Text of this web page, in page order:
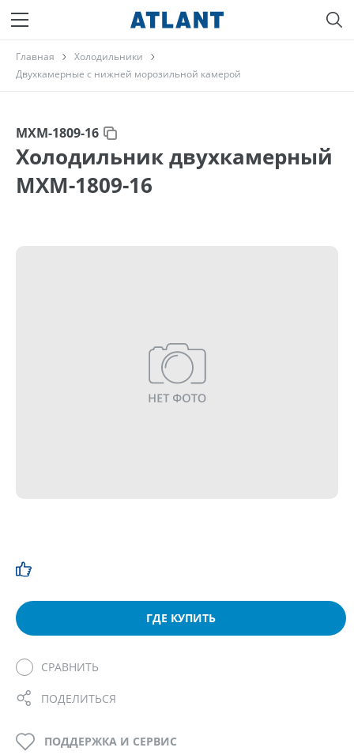
Главная
Холодильники
Двухкамерные с нижней морозильной камерой
МХМ-1809-16
Холодильник двухкамерный
МХМ-1809-16
ГДЕ КУПИТЬ
СРАВНИТЬ
ПОДЕЛИТЬСЯ
ПОДДЕРЖКА И СЕРВИС